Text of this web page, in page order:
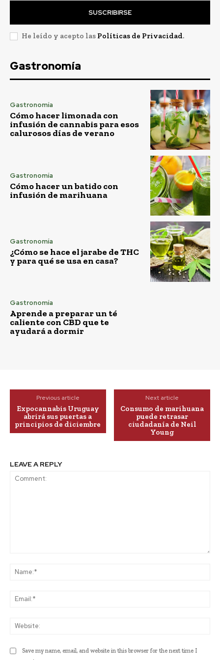
SUSCRIBIRSE
He leído y acepto las Políticas de Privacidad.
Gastronomía
Gastronomía
Cómo hacer limonada con
infusión de cannabis para esos
calurosos días de verano
Gastronomía
Cómo hacer un batido con
infusión de marihuana
Gastronomía
¿Cómo se hace el jarabe de THC
y para qué se usa en casa?
Gastronomía
Aprende a preparar un té
caliente con CBD que te
ayudará a dormir
Previous article
Expocannabis Uruguay
abrirá sus puertas a
principios de diciembre
Next article
Consumo de marihuana
puede retrasar
ciudadanía de Neil
Young
LEAVE A REPLY
Save my name, email, and website in this browser for the next time I